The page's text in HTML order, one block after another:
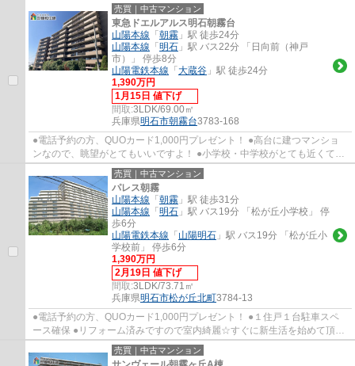
売買｜中古マンション
東急ドエルアルス明石朝霧台
山陽本線 「朝霧 」駅 徒歩24分
山陽本線 「明石 」駅 バス22分 「日向前（神戸
市）」 停歩8分
山陽電鉄本線 「大蔵谷 」駅 徒歩24分
1,390万円
1月15日 値下げ
間取:3LDK/69.00㎡
兵庫県明石市朝霧台3783-168
●電話予約の方、QUOカード1,000円プレゼント！ ●高台に建つマンショ
ンなので、眺望がとてもいいですよ！ ●小学校・中学校がとても近くて安
心です。 ●収納スペースも豊富な３ＬＤＫの間...
売買｜中古マンション
パレス朝霧
山陽本線 「朝霧 」駅 徒歩31分
山陽本線 「明石 」駅 バス19分 「松が丘小学校」 停
歩6分
山陽電鉄本線 「山陽明石 」駅 バス19分 「松が丘小
学校前」 停歩6分
1,390万円
2月19日 値下げ
間取:3LDK/73.71㎡
兵庫県明石市松が丘北町3784-13
●電話予約の方、QUOカード1,000円プレゼント！ ●１住戸１台駐車スペ
ース確保 ●リフォーム済みですので室内綺麗☆すぐに新生活を始めて頂け
ます！ ●南向きですので陽当たり良好！高層階...
売買｜中古マンション